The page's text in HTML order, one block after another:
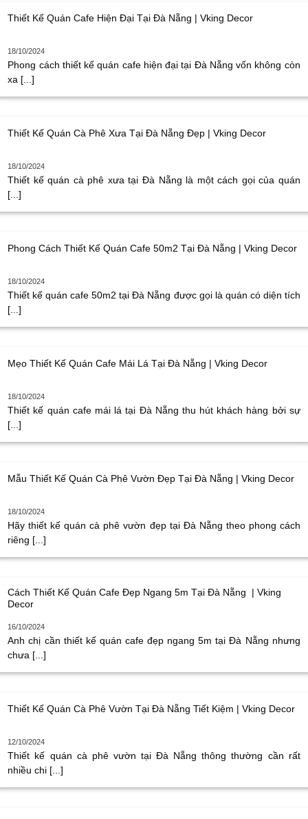
Thiết Kế Quán Cafe Hiện Đại Tại Đà Nẵng | Vking Decor
18/10/2024
Phong cách thiết kế quán cafe hiện đại tại Đà Nẵng vốn không còn
xa [...]
Thiết Kế Quán Cà Phê Xưa Tại Đà Nẵng Đẹp | Vking Decor
18/10/2024
Thiết kế quán cà phê xưa tại Đà Nẵng là một cách gọi của quán
[...]
Phong Cách Thiết Kế Quán Cafe 50m2 Tại Đà Nẵng | Vking Decor
18/10/2024
Thiết kế quán cafe 50m2 tại Đà Nẵng được gọi là quán có diện tích
[...]
Mẹo Thiết Kế Quán Cafe Mái Lá Tại Đà Nẵng | Vking Decor
18/10/2024
Thiết kế quán cafe mái lá tại Đà Nẵng thu hút khách hàng bởi sự
[...]
Mẫu Thiết Kế Quán Cà Phê Vườn Đẹp Tại Đà Nẵng | Vking Decor
18/10/2024
Hãy thiết kế quán cà phê vườn đẹp tại Đà Nẵng theo phong cách
riêng [...]
Cách Thiết Kế Quán Cafe Đẹp Ngang 5m Tại Đà Nẵng | Vking
Decor
16/10/2024
Anh chị cần thiết kế quán cafe đẹp ngang 5m tại Đà Nẵng nhưng
chưa [...]
Thiết Kế Quán Cà Phê Vườn Tại Đà Nẵng Tiết Kiệm | Vking Decor
12/10/2024
Thiết kế quán cà phê vườn tại Đà Nẵng thông thường cần rất
nhiều chi [...]